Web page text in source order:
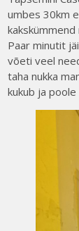
umbes 30km
Paar minutit
võeti veel
taha nukka
kukub ja